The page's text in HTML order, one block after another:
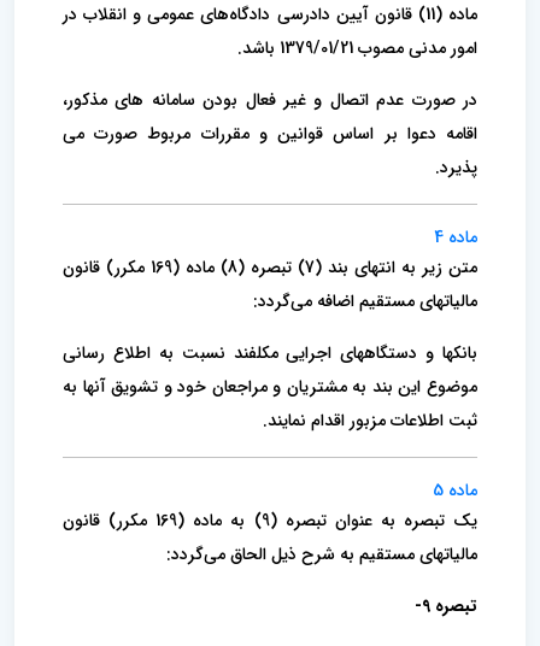
ماده (11) قانون آیین دادرسی دادگاه‌های عمومی و انقلاب در
امور مدنی مصوب 1379/01/21 باشد.
در صورت عدم اتصال و غیر فعال بودن سامانه های مذکور،
اقامه دعوا بر اساس قوانین و مقررات مربوط صورت می
پذیرد.
ماده 4
متن زیر به انتهای بند (7) تبصره (8) ماده (169 مکرر) قانون
مالیاتهای مستقیم اضافه می‌گردد:
بانکها و دستگاههای اجرایی مکلفند نسبت به اطلاع رسانی
موضوع این بند به مشتریان و مراجعان خود و تشویق آنها به
ثبت اطلاعات مزبور اقدام نمایند.
ماده 5
یک تبصره به عنوان تبصره (9) به ماده (169 مکرر) قانون
مالیاتهای مستقیم به شرح ذیل الحاق می‌گردد:
تبصره 9-